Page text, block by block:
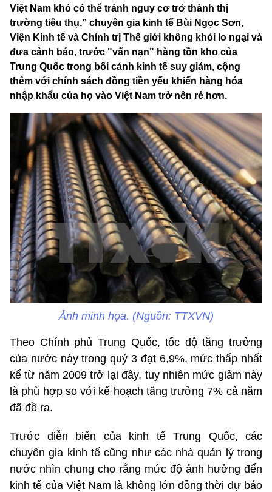
Việt Nam khó có thể tránh nguy cơ trở thành thị
trường tiêu thụ,” chuyên gia kinh tế Bùi Ngọc Sơn,
Viện Kinh tế và Chính trị Thế giới không khỏi lo ngại và
đưa cảnh báo, trước "vấn nạn" hàng tồn kho của
Trung Quốc trong bối cảnh kinh tế suy giảm, cộng
thêm với chính sách đồng tiền yếu khiến hàng hóa
nhập khẩu của họ vào Việt Nam trở nên rẻ hơn.
Ảnh minh họa. (Nguồn: TTXVN)
Theo Chính phủ Trung Quốc, tốc độ tăng trưởng
của nước này trong quý 3 đạt 6,9%, mức thấp nhất
kể từ năm 2009 trở lại đây, tuy nhiên mức giảm này
là phù hợp so với kế hoạch tăng trưởng 7% cả năm
đã đề ra.
Trước diễn biến của kinh tế Trung Quốc, các
chuyên gia kinh tế cũng như các nhà quản lý trong
nước nhìn chung cho rằng mức độ ảnh hưởng đến
kinh tế của Việt Nam là không lớn đồng thời dự báo